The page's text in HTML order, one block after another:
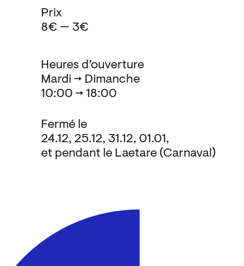
Heures d’ouverture
Mardi → Dimanche
10:00 → 18:00
Fermé le
24.12, 25.12, 31.12, 01.01,
et pendant le Laetare (Carnaval)
Prix
8€ — 3€